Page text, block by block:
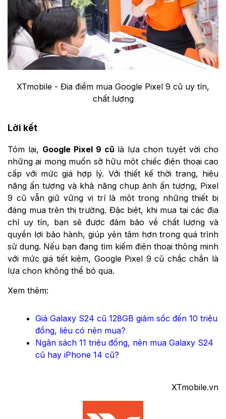
XTmobile - Địa điểm mua Google Pixel 9 cũ uy tín,
chất lượng
Lời kết
Tóm lại, Google Pixel 9 cũ là lựa chọn tuyệt vời cho
những ai mong muốn sở hữu một chiếc điện thoại cao
cấp với mức giá hợp lý. Với thiết kế thời trang, hiệu
năng ấn tượng và khả năng chụp ảnh ấn tượng, Pixel
9 cũ vẫn giữ vững vị trí là một trong những thiết bị
đáng mua trên thị trường. Đặc biệt, khi mua tại các địa
chỉ uy tín, bạn sẽ được đảm bảo về chất lượng và
quyền lợi bảo hành, giúp yên tâm hơn trong quá trình
sử dụng. Nếu bạn đang tìm kiếm điện thoại thông minh
với mức giá tiết kiệm, Google Pixel 9 cũ chắc chắn là
lựa chọn không thể bỏ qua.
Xem thêm:
Giá Galaxy S24 cũ 128GB giảm sốc đến 10 triệu
đồng, liệu có nên mua?
Ngân sách 11 triệu đồng, nên mua Galaxy S24
cũ hay iPhone 14 cũ?
XTmobile.vn